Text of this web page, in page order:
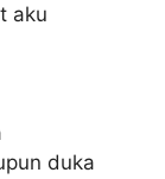
aku
duka